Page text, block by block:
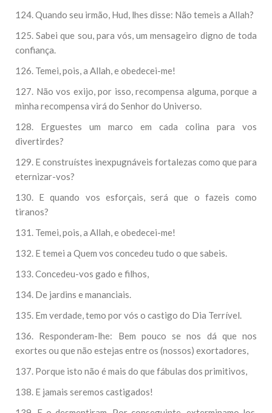
124. Quando seu irmão, Hud, lhes disse: Não temeis a Allah?
125. Sabei que sou, para vós, um mensageiro digno de toda
confiança.
126. Temei, pois, a Allah, e obedecei-me!
127. Não vos exijo, por isso, recompensa alguma, porque a
minha recompensa virá do Senhor do Universo.
128. Erguestes um marco em cada colina para vos
divertirdes?
129. E construístes inexpugnáveis fortalezas como que para
eternizar-vos?
130. E quando vos esforçais, será que o fazeis como
tiranos?
131. Temei, pois, a Allah, e obedecei-me!
132. E temei a Quem vos concedeu tudo o que sabeis.
133. Concedeu-vos gado e filhos,
134. De jardins e mananciais.
135. Em verdade, temo por vós o castigo do Dia Terrível.
136. Responderam-lhe: Bem pouco se nos dá que nos
exortes ou que não estejas entre os (nossos) exortadores,
137. Porque isto não é mais do que fábulas dos primitivos,
138. E jamais seremos castigados!